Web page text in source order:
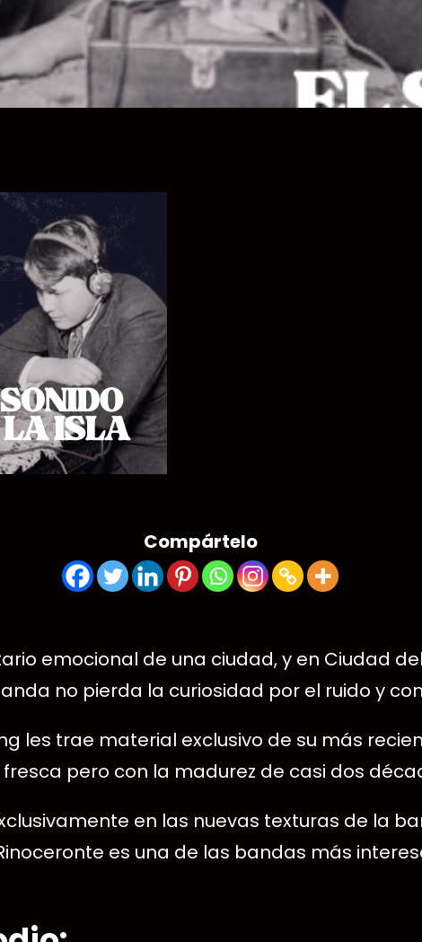
Compártelo
emocional de una ciudad, y en Ciudad
no pierda la curiosidad por el ruido y
les trae material exclusivo de su más
pero con la madurez de casi dos
en las nuevas texturas de la
es una de las bandas más